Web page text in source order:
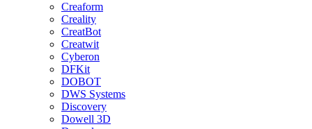
Creaform
Creality
CreatBot
Creatwit
Cyberon
DFKit
DOBOT
DWS Systems
Discovery
Dowell 3D